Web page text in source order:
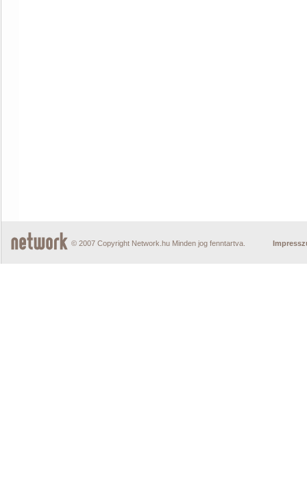
© 2007 Copyright Network.hu Minden jog fenntartva.